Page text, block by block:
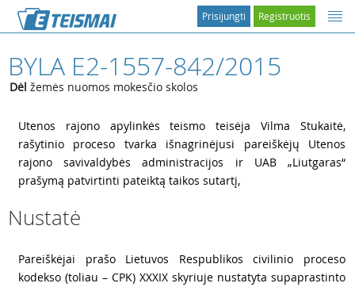
Registruotis
Prisijungti
BYLA E2-1557-842/2015
Dėl žemės nuomos mokesčio skolos
Utenos rajono apylinkės teismo teisėja Vilma Stukaitė,
rašytinio proceso tvarka išnagrinėjusi pareiškėjų Utenos
rajono savivaldybės administracijos ir UAB „Liutgaras“
prašymą patvirtinti pateiktą taikos sutartį,
Nustatė
Pareiškėjai prašo Lietuvos Respublikos civilinio proceso
kodekso (toliau – CPK) XXXIX skyriuje nustatyta supaprastinto